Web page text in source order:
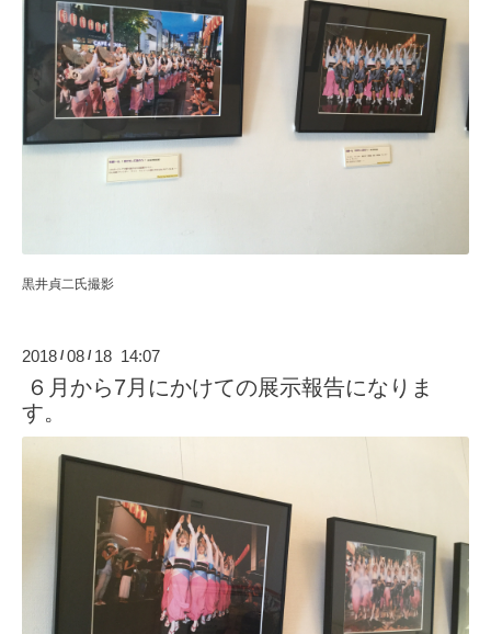
黒井貞二氏撮影
2018 /08 / 18 14:07
６月から7月にかけての展示報告になりま
す。